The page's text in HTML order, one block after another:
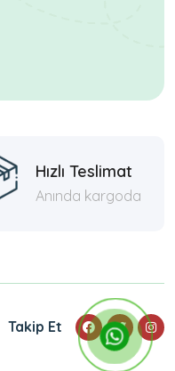
Hızlı Teslimat
Anında kargoda
Takip Et